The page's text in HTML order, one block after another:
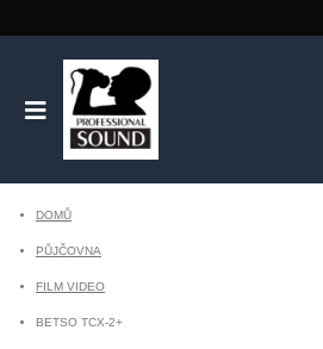
DOMŮ
PŮJČOVNA
FILM VIDEO
BETSO TCX-2+